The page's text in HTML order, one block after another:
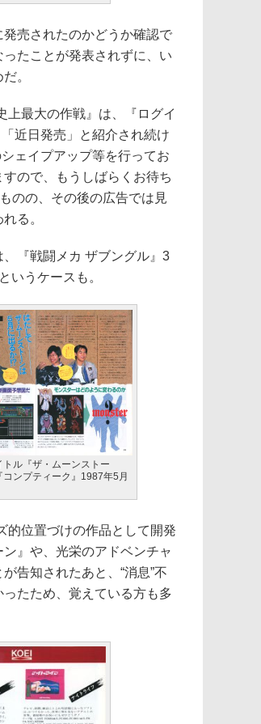
売されたのかどうか確認で
たことが発表されずに、い
。
最大の作戦』は、『ログイ
近日発売」と紹介され続け
ェイプアップ等を行ってお
ので、もうしばらくお待ち
のの、その後の広告では見
る。
『戦闘メカ ザブングル』3
いうケースも。
ル『ザ・ムーンストー
ンプティーク』1987年5月
位置づけの作品として開発
』や、光栄のアドベンチャ
告知されたあと、“消息”不
たため、覚えている方も多